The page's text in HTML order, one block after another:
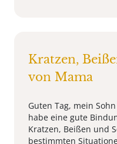
Kratzen,
von Mama
Guten Tag, mein
habe eine gute
Kratzen, Beißen und
bestimmten